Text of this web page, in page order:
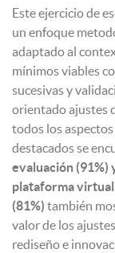
Este ejercicio de
un enfoque
adaptado al
mínimos viables
sucesivas y
orientado ajustes
todos los
destacados se
evaluación (91%)
plataforma
(81%) también
valor de los
rediseño e